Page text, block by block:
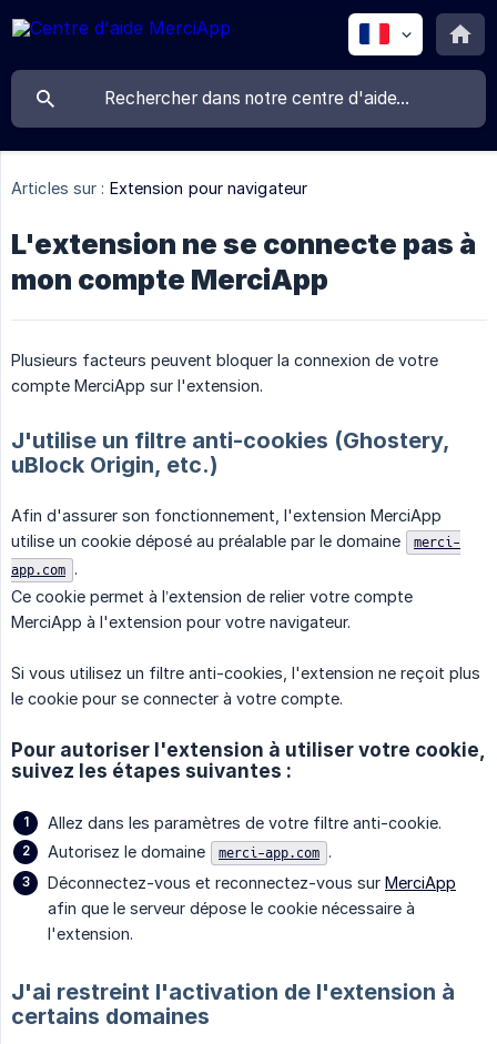
Articles sur : Extension pour navigateur
L'extension ne se connecte pas à
mon compte MerciApp
Plusieurs facteurs peuvent bloquer la connexion de votre
compte MerciApp sur l'extension.
J'utilise un filtre anti-cookies (Ghostery,
uBlock Origin, etc.)
Afin d'assurer son fonctionnement, l'extension MerciApp
utilise un cookie déposé au préalable par le domaine
merci-
app.com .
Ce cookie permet à l’extension de relier votre compte
MerciApp à l'extension pour votre navigateur.
Si vous utilisez un filtre anti-cookies, l'extension ne reçoit plus
le cookie pour se connecter à votre compte.
Pour autoriser l'extension à utiliser votre cookie,
suivez les étapes suivantes :
Allez dans les paramètres de votre filtre anti-cookie.
Autorisez le domaine
merci-app.com .
Déconnectez-vous et reconnectez-vous sur MerciApp
afin que le serveur dépose le cookie nécessaire à
l'extension.
J'ai restreint l'activation de l'extension à
certains domaines